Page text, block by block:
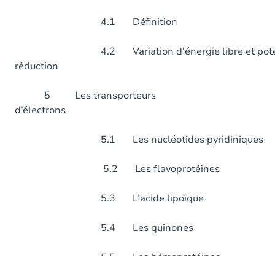
4.1 Définition
4.2 Variation d'énergie libre et
réduction
5 Les transporteurs
d’électrons
5.1 Les nucléotides pyridiniques
5.2 Les flavoprotéines
5.3 L’acide lipoïque
5.4 Les quinones